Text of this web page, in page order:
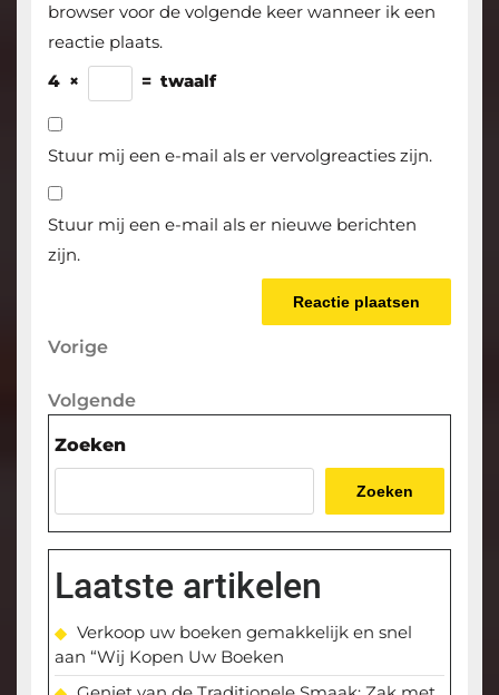
browser voor de volgende keer wanneer ik een
reactie plaats.
4 × = twaalf
Stuur mij een e-mail als er vervolgreacties zijn.
Stuur mij een e-mail als er nieuwe berichten
zijn.
Berichtnavigatie
Vorige
Vorige
Volgende
Volgende
Zoeken
Zoeken
Laatste artikelen
Verkoop uw boeken gemakkelijk en snel
aan “Wij Kopen Uw Boeken